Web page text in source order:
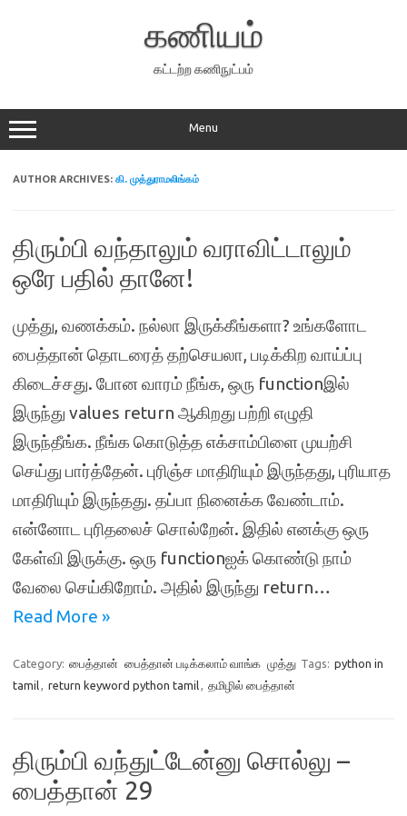
கணியம்
கட்டற்ற கணிநுட்பம்
Menu
AUTHOR ARCHIVES: கி. முத்துராமலிங்கம்
திரும்பி வந்தாலும் வராவிட்டாலும்
ஒரே பதில் தானே!
முத்து, வணக்கம். நல்லா இருக்கீங்களா? உங்களோட
பைத்தான் தொடரைத் தற்செயலா, படிக்கிற வாய்ப்பு
கிடைச்சது. போன வாரம் நீங்க, ஒரு functionஇல்
இருந்து values return ஆகிறது பற்றி எழுதி
இருந்தீங்க. நீங்க கொடுத்த எக்சாம்பிளை முயற்சி
செய்து பார்த்தேன். புரிஞ்ச மாதிரியும் இருந்தது, புரியாத
மாதிரியும் இருந்தது. தப்பா நினைக்க வேண்டாம்.
என்னோட புரிதலைச் சொல்றேன். இதில் எனக்கு ஒரு
கேள்வி இருக்கு. ஒரு functionஐக் கொண்டு நாம்
வேலை செய்கிறோம். அதில் இருந்து return…
Read More »
Category: பைத்தான் பைத்தான் படிக்கலாம் வாங்க முத்து Tags: python in
tamil, return keyword python tamil, தமிழில் பைத்தான்
திரும்பி வந்துட்டேன்னு சொல்லு –
பைத்தான் 29